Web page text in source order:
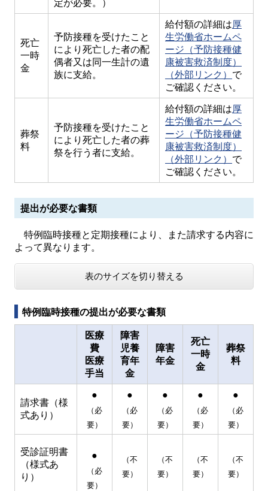
定が必要。）
死亡
一時
金
予防接種を受けたこと
により死亡した者の配
偶者又は同一生計の遺
族に支給。
給付額の詳細は厚
生労働省ホームペ
ージ（予防接種健
康被害救済制度）
（外部リンク） で
ご確認ください。
葬祭
料
予防接種を受けたこと
により死亡した者の葬
祭を行う者に支給。
給付額の詳細は厚
生労働省ホームペ
ージ（予防接種健
康被害救済制度）
（外部リンク） で
ご確認ください。
提出が必要な書類
特例臨時接種と定期接種により、また請求する内容に
よって異なります。
表のサイズを切り替える
特例臨時接種の提出が必要な書類
医療
費
医療
手当
障害
児養
育年
金
障害
年金
死亡
一時
金
葬祭
料
請求書（様
式あり）
●
（必
要）
●
（必
要）
●
（必
要）
●
（必
要）
●
（必
要）
受診証明書
（様式あ
り）
●
（必
要）
（不
要）
（不
要）
（不
要）
（不
要）